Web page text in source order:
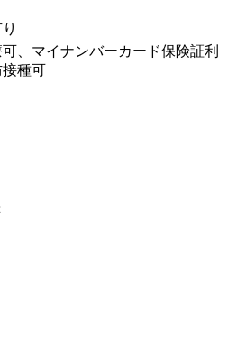
、マイナンバーカード保険証利
接種可